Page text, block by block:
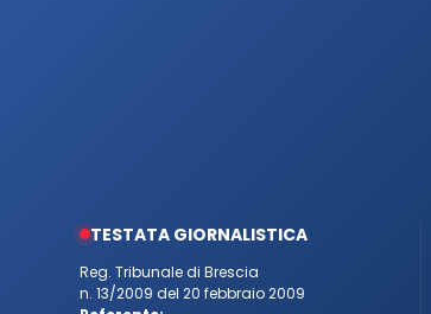
TESTATA GIORNALISTICA
Reg. Tribunale di Brescia
n. 13/2009 del 20 febbraio 2009